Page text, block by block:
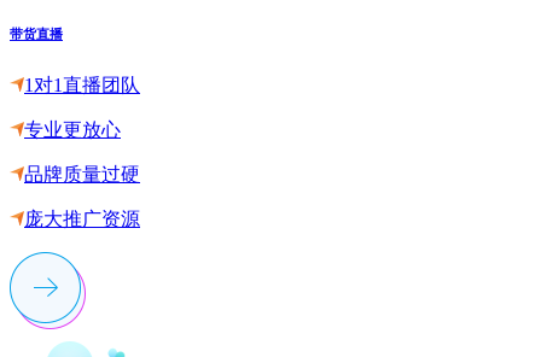
带货直播
1对1直播团队
专业更放心
品牌质量过硬
庞大推广资源